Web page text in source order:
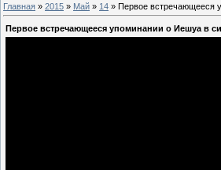
Главная » 2015 » Май » 14 » Первое встречающееся
Первое встречающееся упоминании о Иешуа в